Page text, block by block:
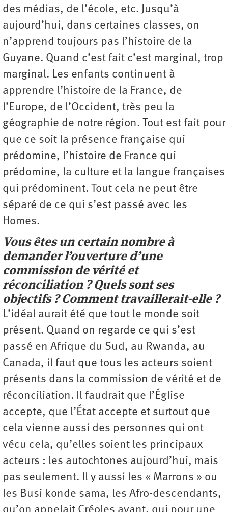
des médias, de l’école, etc. Jusqu’à
aujourd’hui, dans certaines classes, on
n’apprend toujours pas l’histoire de la
Guyane. Quand c’est fait c’est marginal, trop
marginal. Les enfants continuent à
apprendre l’histoire de la France, de
l’Europe, de l’Occident, très peu la
géographie de notre région. Tout est fait pour
que ce soit la présence française qui
prédomine, ­l’histoire de France qui
prédomine, la culture et la langue françaises
qui prédominent. Tout cela ne peut être
séparé de ce qui s’est passé avec les
Homes.
Vous êtes un certain nombre à
demander l’ouverture d’une
commission de vérité et
réconciliation ? Quels sont ses
objectifs ? Comment ­travaillerait-elle ?
L’idéal aurait été que tout le monde soit
présent. Quand on regarde ce qui s’est
passé en Afrique du Sud, au Rwanda, au
Canada, il faut que tous les acteurs soient
présents dans la commission de vérité et de
réconciliation. Il faudrait que l’Église
accepte, que l’État accepte et surtout que
cela vienne aussi des personnes qui ont
vécu cela, qu’elles soient les principaux
acteurs : les autochtones aujourd’hui, mais
pas seulement. Il y aussi les « Marrons » ou
les Busi konde sama, les Afro-descendants,